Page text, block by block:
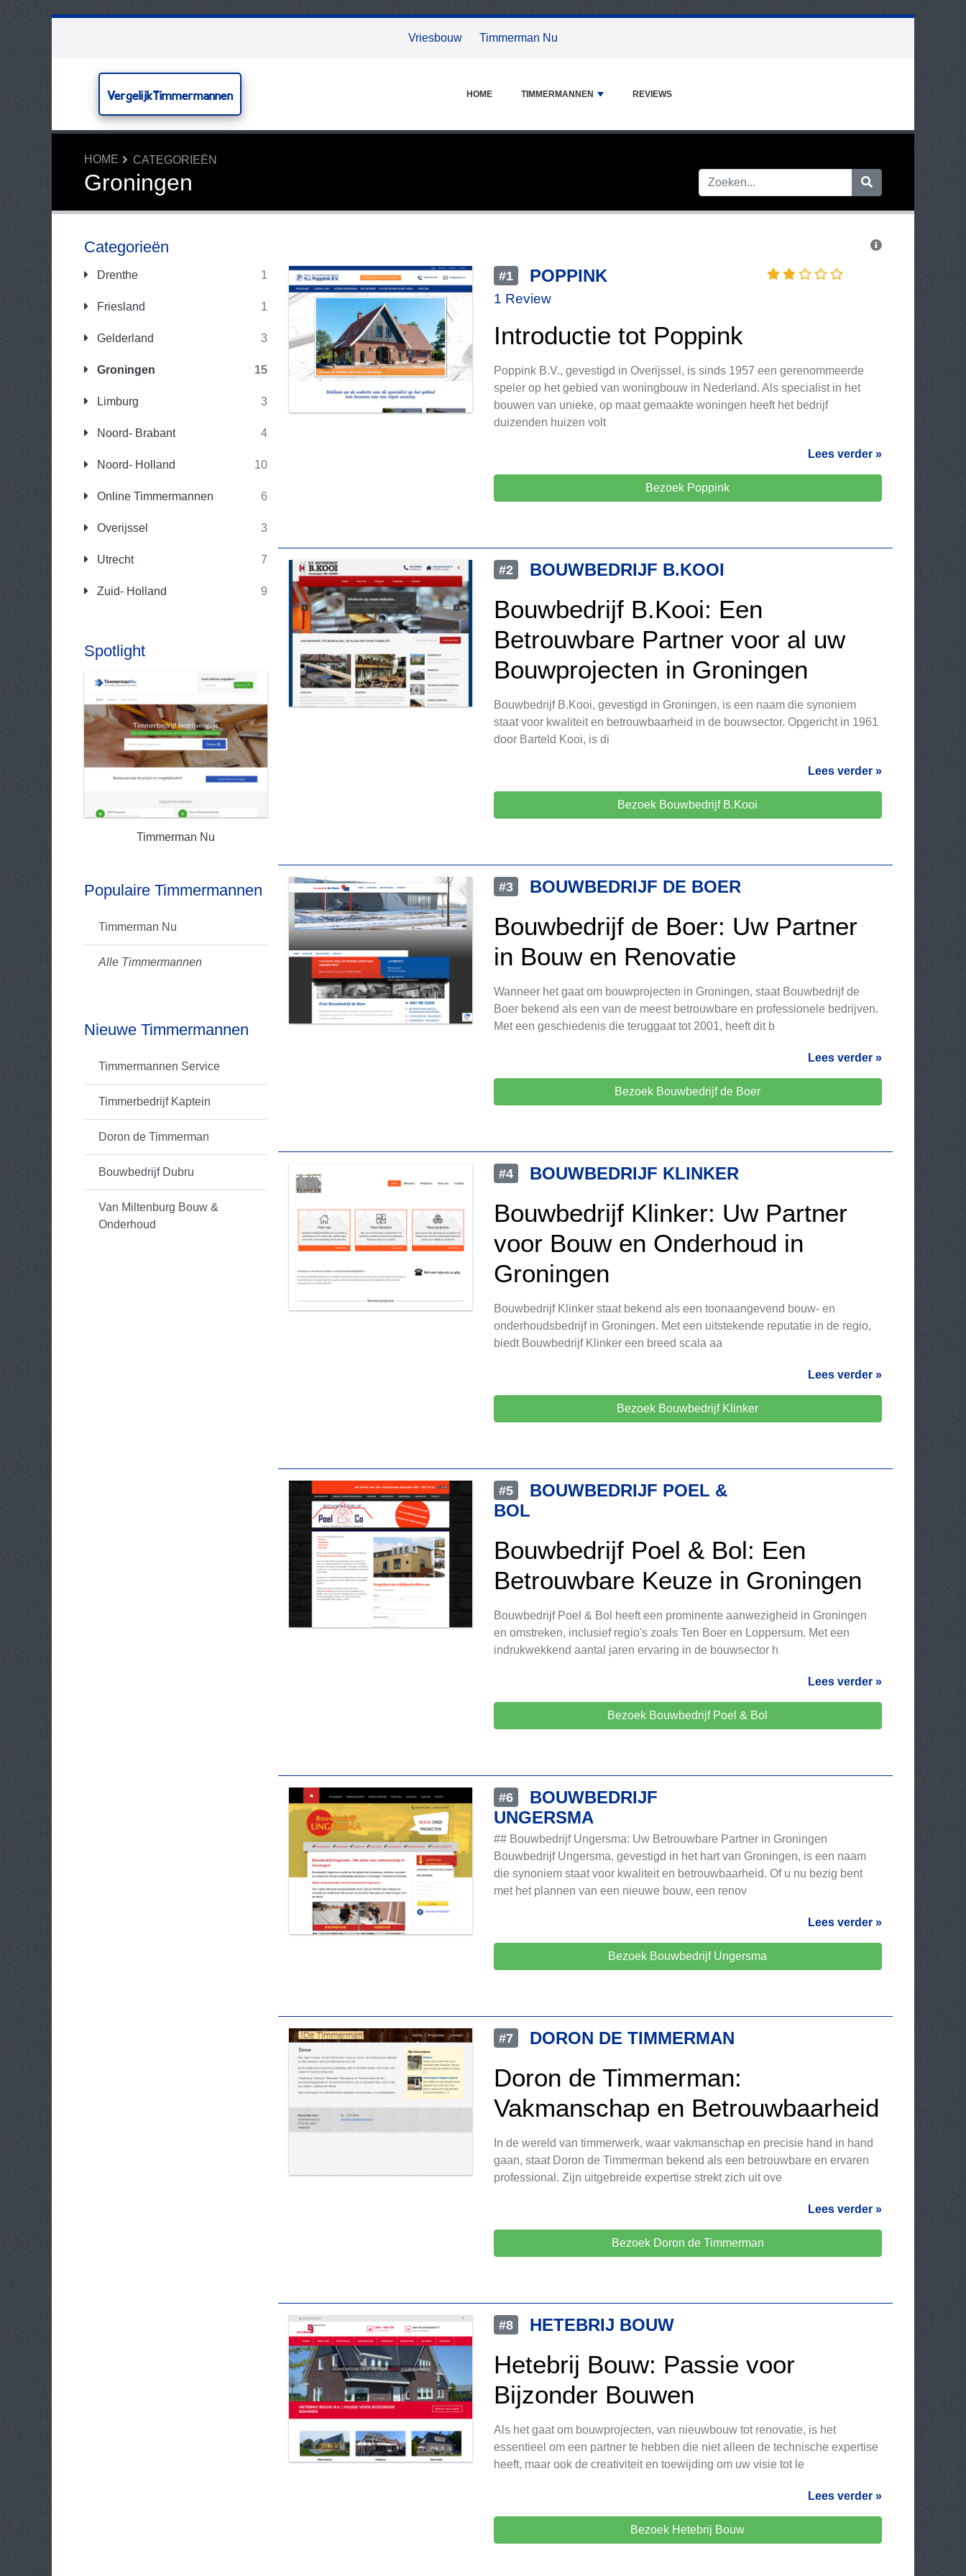
Vriesbouw Timmerman Nu
VergelijkTimmermannen HOME TIMMERMANNEN REVIEWS
HOME CATEGORIEËN
Groningen
Categorieën
Drenthe 1
Friesland 1
Gelderland 3
Groningen 15
Limburg 3
Noord- Brabant 4
Noord- Holland 10
Online Timmermannen 6
Overijssel 3
Utrecht 7
Zuid- Holland 9
Spotlight
Timmerman Nu
Populaire Timmermannen
Timmerman Nu
Alle Timmermannen
Nieuwe Timmermannen
Timmermannen Service
Timmerbedrijf Kaptein
Doron de Timmerman
Bouwbedrijf Dubru
Van Miltenburg Bouw &
Onderhoud
#1 POPPINK
1 Review
Introductie tot Poppink
Poppink B.V., gevestigd in Overijssel, is sinds 1957 een gerenommeerde
speler op het gebied van woningbouw in Nederland. Als specialist in het
bouwen van unieke, op maat gemaakte woningen heeft het bedrijf
duizenden huizen volt
Lees verder »
Bezoek Poppink
#2 BOUWBEDRIJF B.KOOI
Bouwbedrijf B.Kooi: Een
Betrouwbare Partner voor al uw
Bouwprojecten in Groningen
Bouwbedrijf B.Kooi, gevestigd in Groningen, is een naam die synoniem
staat voor kwaliteit en betrouwbaarheid in de bouwsector. Opgericht in 1961
door Barteld Kooi, is di
Lees verder »
Bezoek Bouwbedrijf B.Kooi
#3 BOUWBEDRIJF DE BOER
Bouwbedrijf de Boer: Uw Partner
in Bouw en Renovatie
Wanneer het gaat om bouwprojecten in Groningen, staat Bouwbedrijf de
Boer bekend als een van de meest betrouwbare en professionele bedrijven.
Met een geschiedenis die teruggaat tot 2001, heeft dit b
Lees verder »
Bezoek Bouwbedrijf de Boer
#4 BOUWBEDRIJF KLINKER
Bouwbedrijf Klinker: Uw Partner
voor Bouw en Onderhoud in
Groningen
Bouwbedrijf Klinker staat bekend als een toonaangevend bouw- en
onderhoudsbedrijf in Groningen. Met een uitstekende reputatie in de regio,
biedt Bouwbedrijf Klinker een breed scala aa
Lees verder »
Bezoek Bouwbedrijf Klinker
#5
BOUWBEDRIJF POEL &
BOL
Bouwbedrijf Poel & Bol: Een
Betrouwbare Keuze in Groningen
Bouwbedrijf Poel & Bol heeft een prominente aanwezigheid in Groningen
en omstreken, inclusief regio's zoals Ten Boer en Loppersum. Met een
indrukwekkend aantal jaren ervaring in de bouwsector h
Lees verder »
Bezoek Bouwbedrijf Poel & Bol
#6
BOUWBEDRIJF
UNGERSMA
## Bouwbedrijf Ungersma: Uw Betrouwbare Partner in Groningen
Bouwbedrijf Ungersma, gevestigd in het hart van Groningen, is een naam
die synoniem staat voor kwaliteit en betrouwbaarheid. Of u nu bezig bent
met het plannen van een nieuwe bouw, een renov
Lees verder »
Bezoek Bouwbedrijf Ungersma
#7 DORON DE TIMMERMAN
Doron de Timmerman:
Vakmanschap en Betrouwbaarheid
In de wereld van timmerwerk, waar vakmanschap en precisie hand in hand
gaan, staat Doron de Timmerman bekend als een betrouwbare en ervaren
professional. Zijn uitgebreide expertise strekt zich uit ove
Lees verder »
Bezoek Doron de Timmerman
#8 HETEBRIJ BOUW
Hetebrij Bouw: Passie voor
Bijzonder Bouwen
Als het gaat om bouwprojecten, van nieuwbouw tot renovatie, is het
essentieel om een partner te hebben die niet alleen de technische expertise
heeft, maar ook de creativiteit en toewijding om uw visie tot le
Lees verder »
Bezoek Hetebrij Bouw